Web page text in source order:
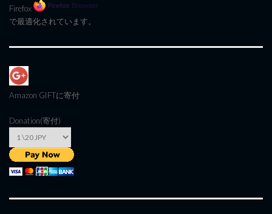
Firefox
で最適化されています。
Amazon GIFTに寄付
Donation(寄付)